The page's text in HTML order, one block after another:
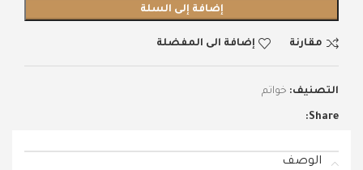
إضافة إلى السلة
مقارنة إضافة الى المفضلة
التصنيف: خواتم
Share:
الوصف